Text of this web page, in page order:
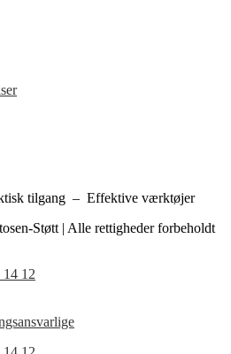
tilgang – Effektive værktøjer
Støtt | Alle rettigheder forbeholdt
12